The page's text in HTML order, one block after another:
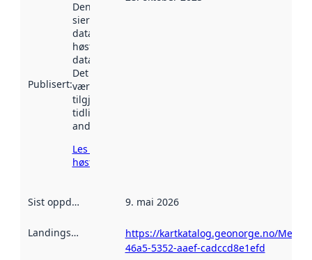
Publisert:
Denne datoen
sier når
datasettet ble
høstet av
data.norge.no.
Det kan ha
vært
tilgjengelig
tidligere
andre steder.
Les mer om
høsting her
Sist oppdatert 9. mai 2026
Landingsside
https://kartkatalog.geonorge.no/
46a5-5352-aaef-cadccd8e1efd